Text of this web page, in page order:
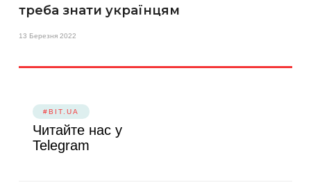
треба знати українцям
13 Березня 2022
#BIT.UA
Читайте нас у
Telegram